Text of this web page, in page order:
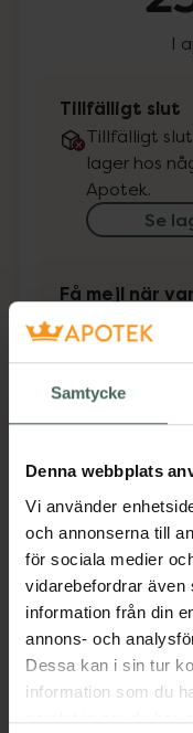
Samtycke
Denna webbplats
Vi använder
och annonserna till
för sociala medier
vidarebefordrar även
information från din
annons- och
Dessa kan i sin tur
information som du
samlat in när du har
I
Tillfälligt slut
Tillfälligt slut
lager hos
Apotek.
Se
Få mejl när
Din e-postadress
Jag
Aktuella
Beskrivning
Jämförpris
EAN:
Kategorier: